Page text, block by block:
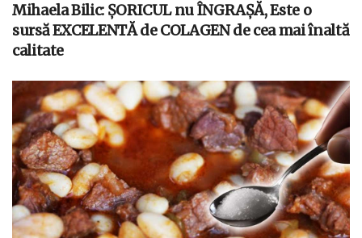
Mihaela Bilic: ȘORICUL nu ÎNGRAȘĂ, Este o
sursă EXCELENTĂ de COLAGEN de cea mai înaltă
calitate